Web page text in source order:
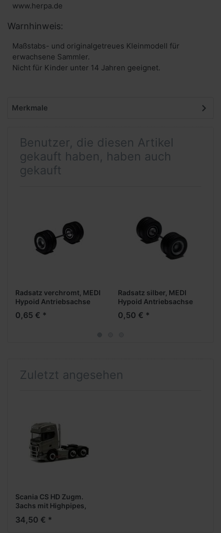
www.herpa.de
Warnhinweis:
Maßstabs- und originalgetreues Kleinmodell für
erwachsene Sammler.
Nicht für Kinder unter 14 Jahren geeignet.
Merkmale
Benutzer, die diesen Artikel
gekauft haben, haben auch
gekauft
Radsatz verchromt, MEDI
Hypoid Antriebsachse
0,65 € *
Radsatz silber, MEDI
Hypoid Antriebsachse
0,50 € *
Zuletzt angesehen
Scania CS HD Zugm.
3achs mit Highpipes,
Lampenbügeln und
34,50 € *